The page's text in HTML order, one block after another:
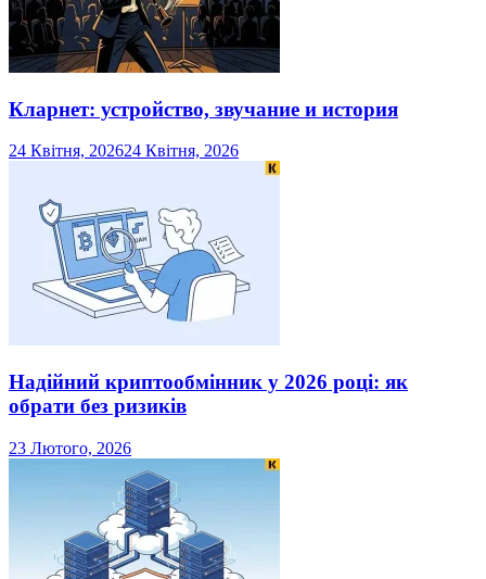
Кларнет: устройство, звучание и история
24 Квітня, 202624 Квітня, 2026
Надійний криптообмінник у 2026 році: як
обрати без ризиків
23 Лютого, 2026